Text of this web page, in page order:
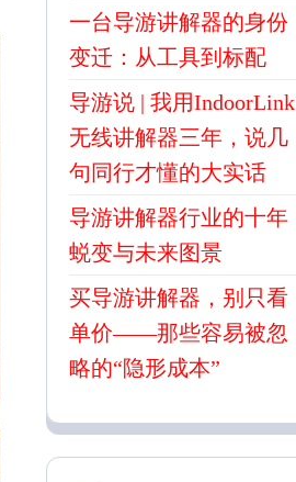
一台导游讲解器的身份
变迁：从工具到标配
导游说 | 我用IndoorLink
无线讲解器三年，说几
句同行才懂的大实话
导游讲解器行业的十年
蜕变与未来图景
买导游讲解器，别只看
单价——那些容易被忽
略的“隐形成本”